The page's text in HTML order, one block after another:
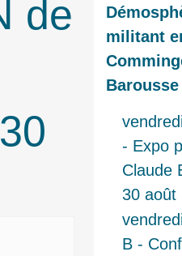
de
militant
- Expo
Claude
30 août
B -